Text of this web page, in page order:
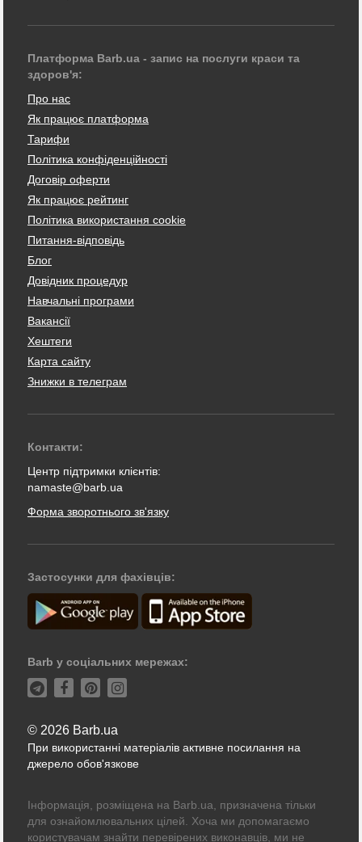
Платформа Barb.ua - запис на послуги краси та
здоров'я:
Про нас
Як працює платформа
Тарифи
Політика конфіденційності
Договір оферти
Як працює рейтинг
Політика використання cookie
Питання-відповідь
Блог
Довідник процедур
Навчальні програми
Вакансії
Хештеги
Карта сайту
Знижки в телеграм
Контакти:
Центр підтримки клієнтів:
namaste@barb.ua
Форма зворотнього зв'язку
Застосунки для фахівців:
Barb у соціальних мережах:
© 2026 Barb.ua
При використанні матеріалів активне посилання на
джерело обов'язкове
Інформація, розміщена на Barb.ua, призначена тільки
для ознайомлювальних цілей. Хоча ми допомагаємо
користувачам знайти перевірених виконавців, ми не